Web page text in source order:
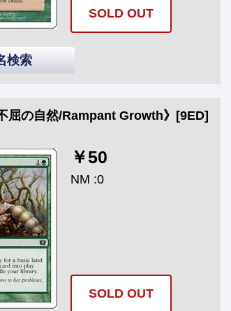
SOLD OUT
検索
屈の自然/Rampant Growth》[9ED]
￥50
NM :0
SOLD OUT